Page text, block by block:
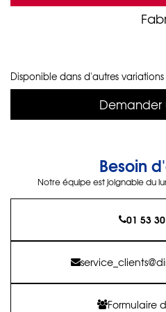
Disponible dans d'autres variations
Demander
Besoin
Notre équipe est joignable du
01 53
Formulaire